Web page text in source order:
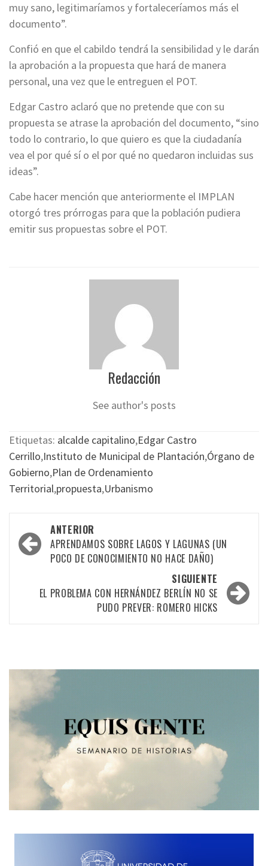
muy sano, legitimaríamos y fortaleceríamos más el
documento”.
Confió en que el cabildo tendrá la sensibilidad y le darán
la aprobación a la propuesta que hará de manera
personal, una vez que le entreguen el POT.
Edgar Castro aclaró que no pretende que con su
propuesta se atrase la aprobación del documento, “sino
todo lo contrario, lo que quiero es que la ciudadanía
vea el por qué sí o el por qué no quedaron incluidas sus
ideas”.
Cabe hacer mención que anteriormente el IMPLAN
otorgó tres prórrogas para que la población pudiera
emitir sus propuestas sobre el POT.
Redacción
See author's posts
Etiquetas: alcalde capitalino,Edgar Castro
Cerrillo,Instituto de Municipal de Plantación,Órgano de
Gobierno,Plan de Ordenamiento
Territorial,propuesta,Urbanismo
Navegación
por
entradas
ANTERIOR
APRENDAMOS SOBRE LAGOS Y LAGUNAS (UN
POCO DE CONOCIMIENTO NO HACE DAÑO)
SIGUIENTE
EL PROBLEMA CON HERNÁNDEZ BERLÍN NO SE
PUDO PREVER: ROMERO HICKS